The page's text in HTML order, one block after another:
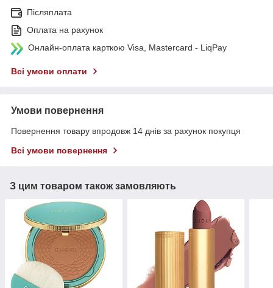
Післяплата
Оплата на рахунок
Онлайн-оплата карткою Visa, Mastercard - LiqPay
Всі умови оплати
Умови повернення
Повернення товару впродовж 14 днів за рахунок покупця
Всі умови повернення
З цим товаром також замовляють